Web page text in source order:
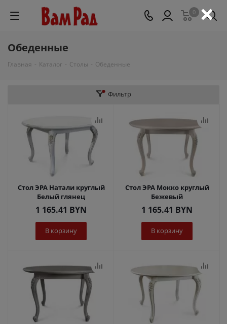
0
Обеденные
Главная - Каталог - Столы - Обеденные
Фильтр
Стол ЭРА Натали круглый
Белый глянец
1 165.41 BYN
В корзину
Стол ЭРА Мокко круглый
Бежевый
1 165.41 BYN
В корзину
×